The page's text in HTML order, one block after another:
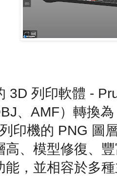
3D 列印軟體 -
、AMF）轉換
印機的 PNG 圖
高、模型修復、
能，並相容於多